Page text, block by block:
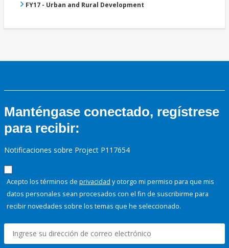
FY17 - Urban and Rural Development
Manténgase conectado, regístrese
para recibir:
Notificaciones sobre Project P117654
Acepto los términos de privacidad y otorgo mi permiso para que mis
datos personales sean procesados con el fin de suscribirme para
recibir novedades sobre los temas que he seleccionado.